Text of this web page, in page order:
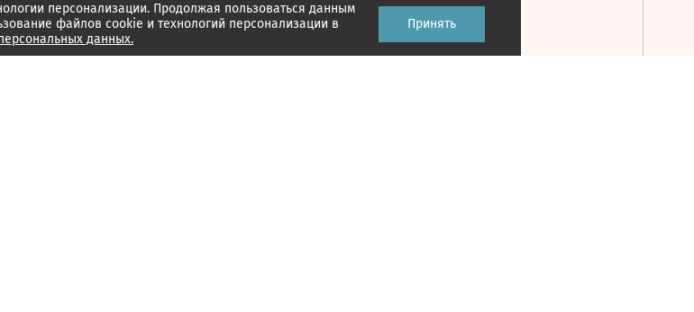
персонализации. Продолжая пользоваться данным
файлов cookie и технологий персонализации в
данных.
Принять